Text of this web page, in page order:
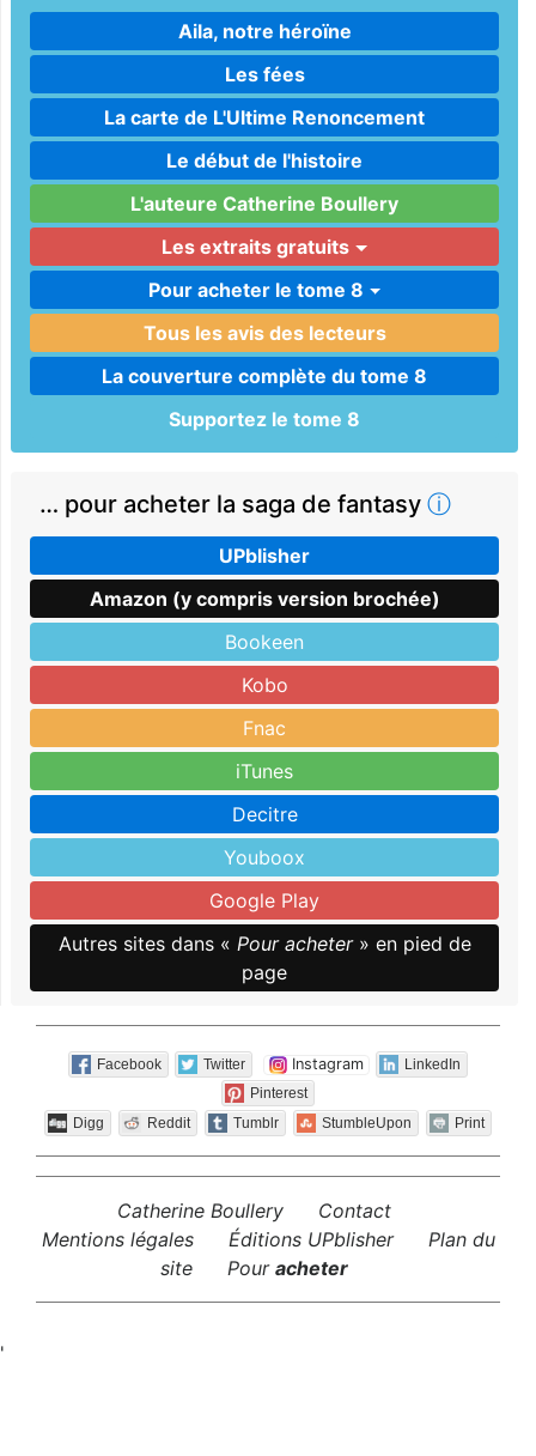
Aila, notre héroïne
Les fées
La carte de L'Ultime Renoncement
Le début de l'histoire
L'auteure Catherine Boullery
Les extraits gratuits
Pour acheter le tome 8
Tous les avis des lecteurs
La couverture complète du tome 8
Supportez le tome 8
… pour acheter la saga de fantasy ⓘ
UPblisher
Amazon (y compris version brochée)
Bookeen
Kobo
Fnac
iTunes
Decitre
Youboox
Google Play
Autres sites dans « Pour acheter» en pied de
page
Facebook Twitter Instagram
LinkedIn
Pinterest
Digg
Reddit Tumblr StumbleUpon Print
Catherine Boullery
Contact
Mentions légales
Éditions UPblisher
Plan du
site
Pour acheter
'